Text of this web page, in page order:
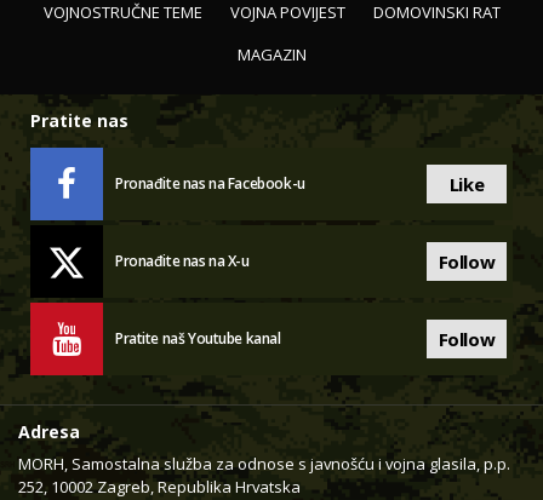
VOJNOSTRUČNE TEME
VOJNA POVIJEST
DOMOVINSKI RAT
MAGAZIN
Pratite nas
Pronađite nas na Facebook-u Like
Pronađite nas na X-u Follow
Pratite naš Youtube kanal Follow
Adresa
MORH, Samostalna služba za odnose s javnošću i vojna glasila, p.p.
252, 10002 Zagreb, Republika Hrvatska